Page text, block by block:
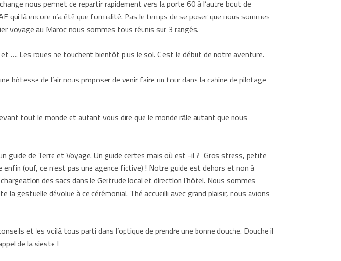
nous permet de repartir rapidement vers la porte 60 à l’autre bout de
qui là encore n’a été que formalité. Pas le temps de se poser que nous sommes
voyage au Maroc nous sommes tous réunis sur 3 rangés.
…. Les roues ne touchent bientôt plus le sol. C’est le début de notre aventure.
hôtesse de l’air nous proposer de venir faire un tour dans la cabine de pilotage
tout le monde et autant vous dire que le monde râle autant que nous
guide de Terre et Voyage. Un guide certes mais où est -il ? Gros stress, petite
enfin (ouf, ce n’est pas une agence fictive) ! Notre guide est dehors et non à
des sacs dans le Gertrude local et direction l’hôtel. Nous sommes
gestuelle dévolue à ce cérémonial. Thé accueilli avec grand plaisir, nous avions
et les voilà tous parti dans l’optique de prendre une bonne douche. Douche il
de la sieste !